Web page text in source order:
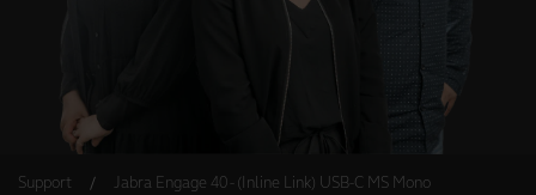
Support
Jabra Engage 40 - (Inline Link) USB-C MS Mono